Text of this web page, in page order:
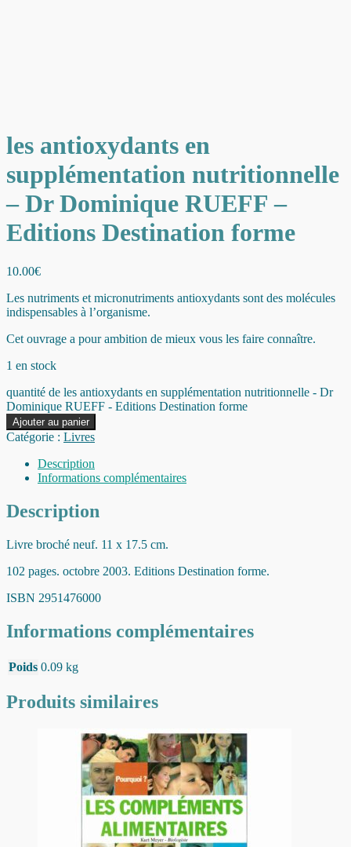
les antioxydants en
supplémentation nutritionnelle
– Dr Dominique RUEFF –
Editions Destination forme
10.00€
Les nutriments et micronutriments antioxydants sont des molécules
indispensables à l’organisme.
Cet ouvrage a pour ambition de mieux vous les faire connaître.
1 en stock
quantité de les antioxydants en supplémentation nutritionnelle - Dr
Dominique RUEFF - Editions Destination forme
Ajouter au panier
Catégorie : Livres
Description
Informations complémentaires
Description
Livre broché neuf. 11 x 17.5 cm.
102 pages. octobre 2003. Editions Destination forme.
ISBN 2951476000
Informations complémentaires
Poids 0.09 kg
Produits similaires